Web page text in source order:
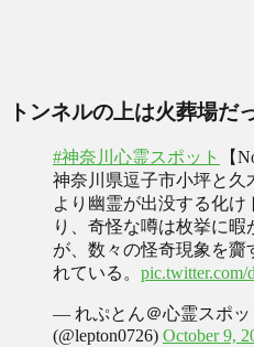
トンネルの上は火葬場だ
#神奈川心霊スポット
【
神奈川県逗子市小坪と久
より幽霊が出没する化け
り、奇怪な噂は枚挙に
が、数々の怪奇現象を
れている。
— れぷとん＠心霊スポッ
(@lepton0726) October 9,